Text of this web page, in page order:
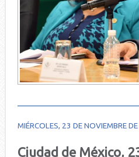
MIÉRCOLES, 23 DE NOVIEMBRE
Ciudad de México,